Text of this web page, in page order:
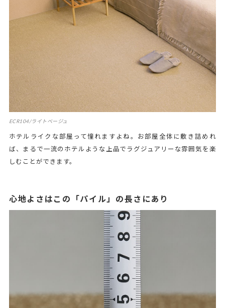
ECR104/ライトベージュ
ホテルライクな部屋って憧れますよね。お部屋全体に敷き詰めれ
ば、まるで一流のホテルような上品でラグジュアリーな雰囲気を楽
しむことができます。
心地よさはこの「パイル」の長さにあり